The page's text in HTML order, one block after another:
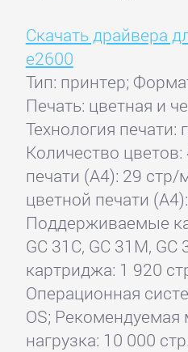
Скачать драйвера
e2600
Тип: принтер;
Печать: цветная и
Технология печати:
Количество
печати (А4): 29 стр/
цветной печати
Поддерживаемые
GC 31C, GC 31M, GC
картриджа: 1 920
Операционная
OS; Рекомендуемая
нагрузка: 10 000